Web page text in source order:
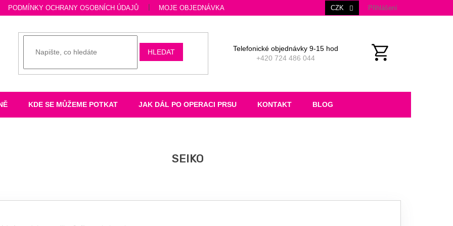
PODMÍNKY OCHRANY OSOBNÍCH ÚDAJŮ MOJE OBJEDNÁVKA CZK Přihlášení
HLEDAT
Telefonické objednávky 9-15 hod
+420 724 486 044
KDE SE MŮŽEME POTKAT JAK DÁL PO OPERACI PRSU KONTAKT BLOG
SEIKO